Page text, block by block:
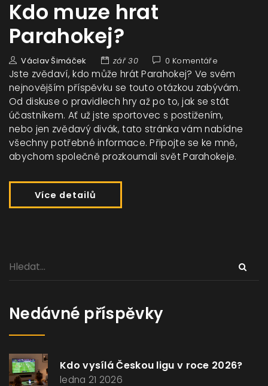
Kdo muze hrat
Parahokej?
Václav Šimáček zář 30 0 Komentáře
Jste zvědaví, kdo může hrát Parahokej? Ve svém
nejnovějším příspěvku se touto otázkou zabývám.
Od diskuse o pravidlech hry až po to, jak se stát
účastníkem. Ať už jste sportovec s postižením,
nebo jen zvědavý divák, tato stránka vám nabídne
všechny potřebné informace. Připojte se ke mně,
abychom společně prozkoumali svět Parahokeje.
Více detailů
Nedávné příspěvky
Kdo vysílá Českou ligu v roce 2026?
ledna 21 2026